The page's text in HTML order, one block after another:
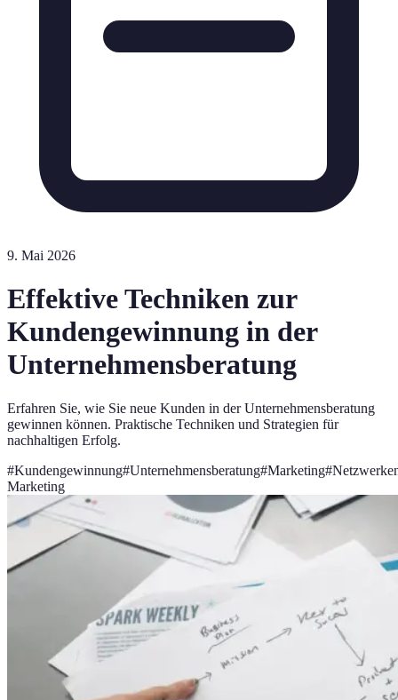
9. Mai 2026
Effektive Techniken zur
Kundengewinnung in der
Unternehmensberatung
Erfahren Sie, wie Sie neue Kunden in der Unternehmensberatung
gewinnen können. Praktische Techniken und Strategien für
nachhaltigen Erfolg.
#Kundengewinnung#Unternehmensberatung#Marketing#
Marketing